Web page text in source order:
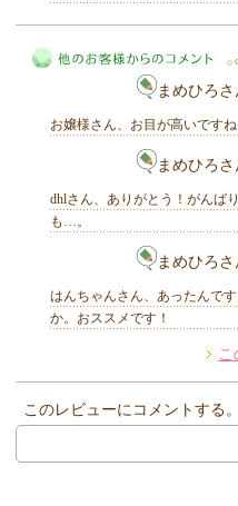
MIYUKI先生からのコメント
他のお客様からのコメント
まめひろさ
お嬢様さん、お目が高いです
まめひろさ
dhlさん、ありがとう！がんば
も…。
まめひろさ
はんちゃんさん、あったんで
か。おススメです！
このレビューにコメントする。